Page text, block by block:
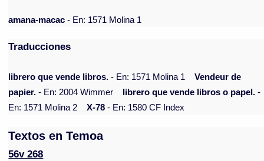
amana-macac - En: 1571 Molina 1
Traducciones
librero que vende libros. - En: 1571 Molina 1
Vendeur de
papier. - En: 2004 Wimmer librero que vende libros o papel. -
En: 1571 Molina 2
X-78 - En: 1580 CF Index
Textos en Temoa
56v 268